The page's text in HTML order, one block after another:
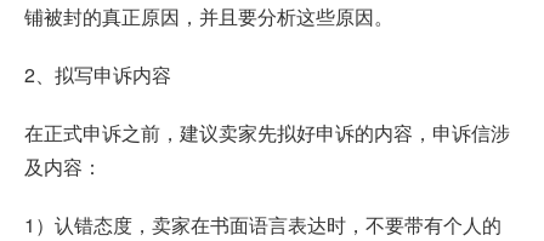
铺被封的真正原因，并且要分析这些原因。
2、拟写申诉内容
在正式申诉之前，建议卖家先拟好申诉的内容，申诉信涉
及内容：
1）认错态度，卖家在书面语言表达时，不要带有个人的